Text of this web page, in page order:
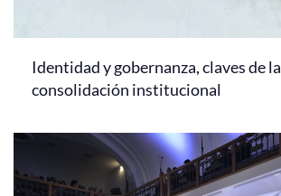
Identidad y gobernanza, claves de la
consolidación institucional